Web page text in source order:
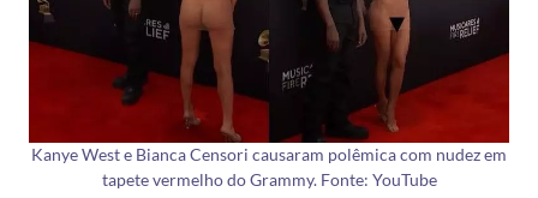
Kanye West e Bianca Censori causaram polêmica com nudez em
tapete vermelho do Grammy. Fonte: YouTube